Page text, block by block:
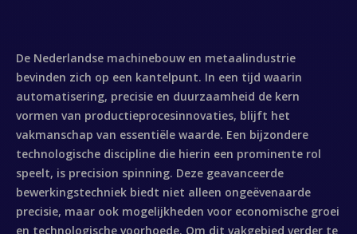
De Nederlandse machinebouw en metaalindustrie
bevinden zich op een kantelpunt. In een tijd waarin
automatisering, precisie en duurzaamheid de kern
vormen van productieprocesinnovaties, blijft het
vakmanschap van essentiële waarde. Een bijzondere
technologische discipline die hierin een prominente rol
speelt, is precision spinning. Deze geavanceerde
bewerkingstechniek biedt niet alleen ongeëvenaarde
precisie, maar ook mogelijkheden voor economische groei
en technologische voorhoede. Om dit vakgebied verder te